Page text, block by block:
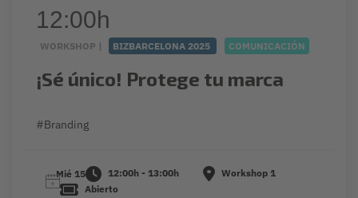
12:00h
WORKSHOP | BIZBARCELONA 2025 COMUNICACIÓN
¡Sé único! Protege tu marca
#Branding
Mié 15 12:00h - 13:00h
Workshop 1
Abierto